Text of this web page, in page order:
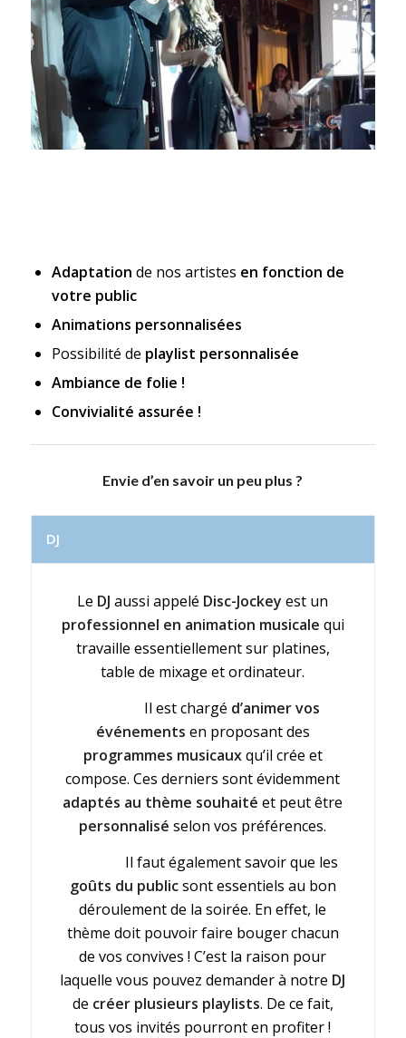
Adaptation de nos artistes en fonction de
votre public
Animations personnalisées
Possibilité de playlist personnalisée
Ambiance de folie !
Convivialité assurée !
Envie d’en savoir un peu plus ?
DJ
Le DJ aussi appelé Disc-Jockey est un
professionnel en animation musicale qui
travaille essentiellement sur platines,
table de mixage et ordinateur.
Il est chargé d’animer vos
événements en proposant des
programmes musicauxqu’il crée et
compose. Ces derniers sont évidemment
adaptés au thème souhaité et peut être
personnalisé selon vos préférences.
Il faut également savoir que les
goûts du publicsont essentiels au bon
déroulement de la soirée. En effet, le
thème doit pouvoir faire bouger chacun
de vos convives ! C’est la raison pour
laquelle vous pouvez demander à notre DJ
de créer plusieurs playlists. De ce fait,
tous vos invités pourront en profiter !